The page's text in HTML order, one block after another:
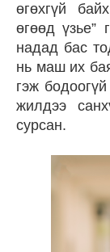
өгөхгүй
өгөөд үзье”
надад бас
нь маш их
гэж
жилдээ
сурсан.